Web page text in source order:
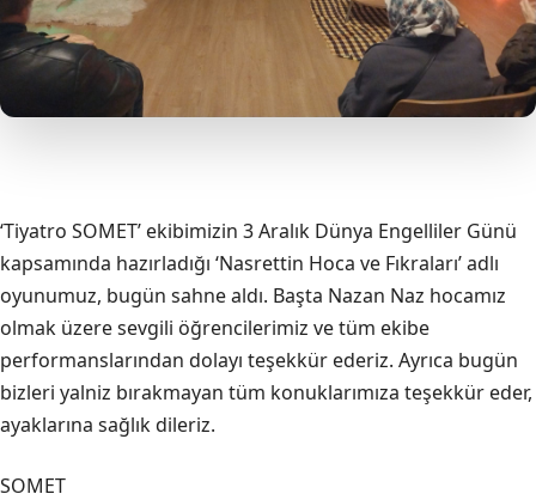
‘Tiyatro SOMET’ ekibimizin 3 Aralık Dünya Engelliler Günü
kapsamında hazırladığı ‘Nasrettin Hoca ve Fıkraları’ adlı
oyunumuz, bugün sahne aldı. Başta Nazan Naz hocamız
olmak üzere sevgili öğrencilerimiz ve tüm ekibe
performanslarından dolayı teşekkür ederiz. Ayrıca bugün
bizleri yalniz bırakmayan tüm konuklarımıza teşekkür eder,
ayaklarına sağlık dileriz.
SOMET